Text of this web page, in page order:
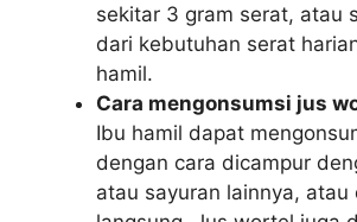
sekitar 3 gram serat, atau
dari kebutuhan serat
hamil.
Cara mengonsumsi jus
Ibu hamil dapat
dengan cara dicampur
atau sayuran lainnya, atau